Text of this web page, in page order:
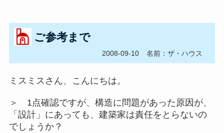
ご参考まで
2008-09-10 名前：ザ・ハウス
ミスミスさん、こんにちは。
＞ 1点確認ですが、構造に問題があった原因が、
「設計」にあっても、建築家は責任をとらないの
でしょうか？